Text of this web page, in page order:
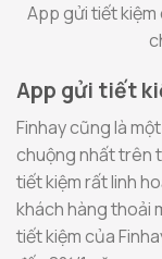
App gửi tiết kiệm
App gửi tiết
Finhay cũng là
chuộng nhất trên
tiết kiệm rất linh
khách hàng thoải
tiết kiệm của